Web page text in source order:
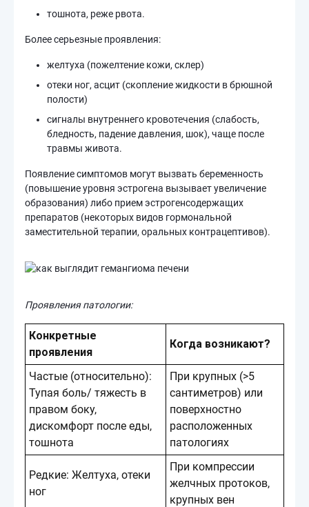
тошнота, реже рвота.
Более серьезные проявления:
желтуха (пожелтение кожи, склер)
отеки ног, асцит (скопление жидкости в брюшной
полости)
сигналы внутреннего кровотечения (слабость,
бледность, падение давления, шок), чаще после
травмы живота.
Появление симптомов могут вызвать беременность
(повышение уровня эстрогена вызывает увеличение
образования) либо прием эстрогенсодержащих
препаратов (некоторых видов гормональной
заместительной терапии, оральных контрацептивов).
Проявления патологии:
Конкретные
проявления
Когда возникают?
Частые (относительно):
Тупая боль/ тяжесть в
правом боку,
дискомфорт после еды,
тошнота
При крупных (>5
сантиметров) или
поверхностно
расположенных
патологиях
Редкие: Желтуха, отеки
ног
При компрессии
желчных протоков,
крупных вен